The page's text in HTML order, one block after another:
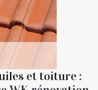
et toiture :